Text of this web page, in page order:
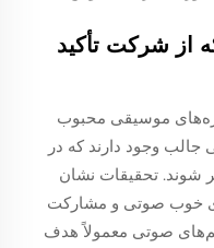
از شرکت تأکید
موسیقی محبوب
وجود دارند که در
شوند. تحقیقات نشان
خوب صوتی و مشارکت
صوتی معمولاً هدف